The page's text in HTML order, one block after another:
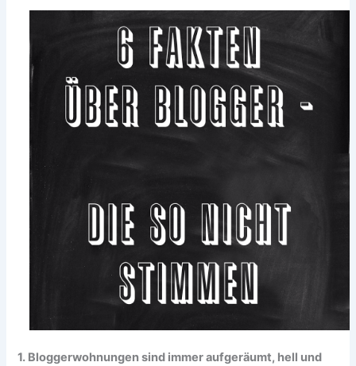
1. Bloggerwohnungen sind immer aufgeräumt, hell und